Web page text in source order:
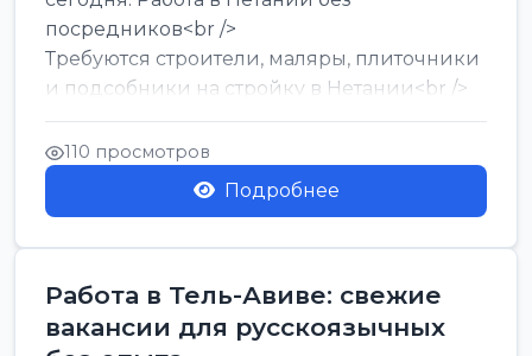
посредников<br />
Требуются строители, маляры, плиточники
и подсобники на стройку в Нетании<br />
Срочно требуются горничные, уборщи...
110 просмотров
Подробнее
Работа в Тель-Авиве: свежие
вакансии для русскоязычных